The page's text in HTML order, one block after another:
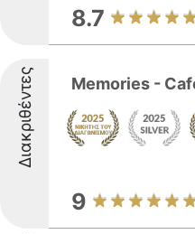
8.7
Διακριθέντες Memories -
9